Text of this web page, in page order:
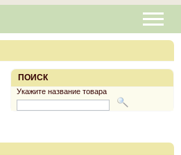
ПОИСК
Укажите название товара